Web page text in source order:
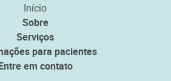
Início
Sobre
Serviços
para pacientes
em contato